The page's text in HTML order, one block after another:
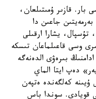
قازىر ۇمىتىلعان،
جاعىن دا
تۇسپال، يشارا ارقىلى
وسى قاعىلماعان تىسكە
بىرەۋى الدەنەگە
دەپ ايتا الماي
كەلگەندە ەتپەن
قويادى. سوندا باس